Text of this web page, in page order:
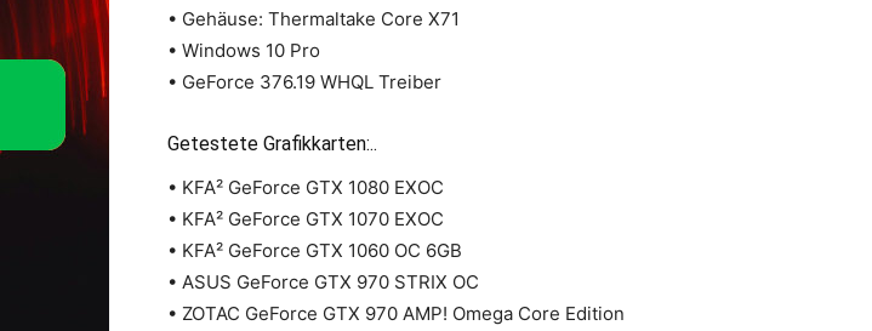
• Gehäuse: Thermaltake Core X71
• Windows 10 Pro
• GeForce 376.19 WHQL Treiber
Getestete Grafikkarten:..
• KFA² GeForce GTX 1080 EXOC
• KFA² GeForce GTX 1070 EXOC
• KFA² GeForce GTX 1060 OC 6GB
• ASUS GeForce GTX 970 STRIX OC
• ZOTAC GeForce GTX 970 AMP! Omega Core Edition